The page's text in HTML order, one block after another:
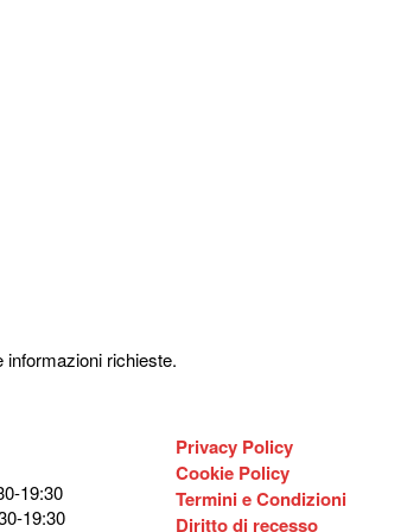
informazioni richieste.
19:30
19:30
Privacy Policy
Cookie Policy
Termini e Condizioni
Diritto di recesso